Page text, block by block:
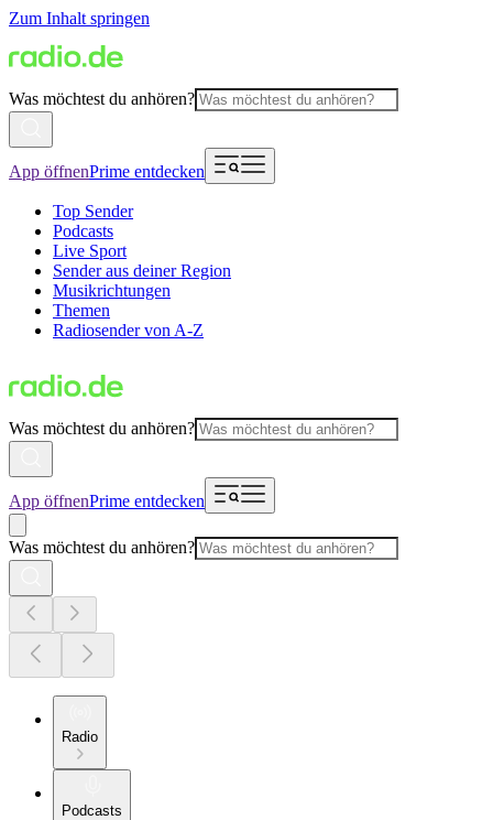
Zum Inhalt springen
Was möchtest du anhören?
App öffnenPrime entdecken
Top Sender
Podcasts
Live Sport
Sender aus deiner Region
Musikrichtungen
Themen
Radiosender von A-Z
Was möchtest du anhören?
App öffnenPrime entdecken
Was möchtest du anhören?
Radio
Podcasts